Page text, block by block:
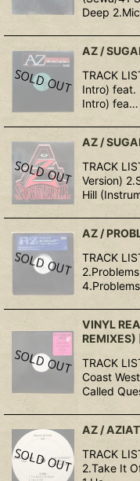
Deep
AZ /
TRACK
Intro) feat.
Intro) fea…
AZ /
TRACK
Version)
Hill
AZ /
TRACK
VINYL
REMIXES)
TRACK
Coast
Called
AZ /
TRACK
2.Take It